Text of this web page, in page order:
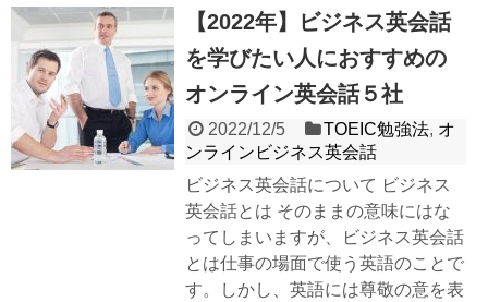
【2022年】ビジネス英会話
を学びたい人におすすめの
オンライン英会話５社
2022/12/5 TOEIC勉強法, オ
ンラインビジネス英会話
ビジネス英会話について ビジネス
英会話とは そのままの意味にはな
ってしまいますが、ビジネス英会話
とは仕事の場面で使う英語のことで
す。しかし、英語には尊敬の意を表